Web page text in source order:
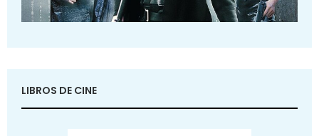
LIBROS DE CINE